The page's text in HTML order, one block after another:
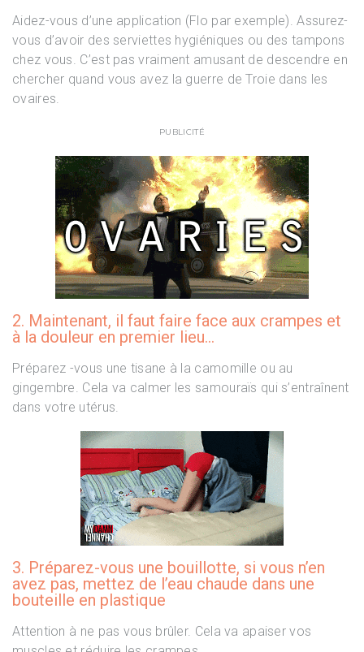
Aidez-vous d’une application (Flo par exemple). Assurez-
vous d’avoir des serviettes hygiéniques ou des tampons
chez vous. C’est pas vraiment amusant de descendre en
chercher quand vous avez la guerre de Troie dans les
ovaires.
PUBLICITÉ
2. Maintenant, il faut faire face aux crampes et
à la douleur en premier lieu…
Préparez -vous une tisane à la camomille ou au
gingembre. Cela va calmer les samouraïs qui s’entraînent
dans votre utérus.
3. Préparez-vous une bouillotte, si vous n’en
avez pas, mettez de l’eau chaude dans une
bouteille en plastique
Attention à ne pas vous brûler. Cela va apaiser vos